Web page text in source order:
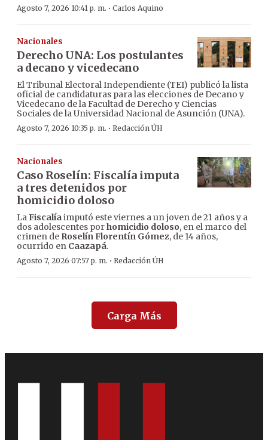
Agosto 7, 2026 10:41 p. m. · Carlos Aquino
Nacionales
Derecho UNA: Los postulantes
a decano y vicedecano
El Tribunal Electoral Independiente (TEI) publicó la lista
oficial de candidaturas para las elecciones de Decano y
Vicedecano de la Facultad de Derecho y Ciencias
Sociales de la Universidad Nacional de Asunción (UNA).
Agosto 7, 2026 10:35 p. m. · Redacción ÚH
Nacionales
Caso Roselín: Fiscalía imputa
a tres detenidos por
homicidio doloso
LaFiscalíaimputó este viernes a un joven de 21 años y a
dos adolescentes porhomicidio doloso, en el marco del
crimen de Roselín Florentín Gómez, de 14 años,
ocurrido en Caazapá.
Agosto 7, 2026 07:57 p. m. · Redacción ÚH
Carga Más